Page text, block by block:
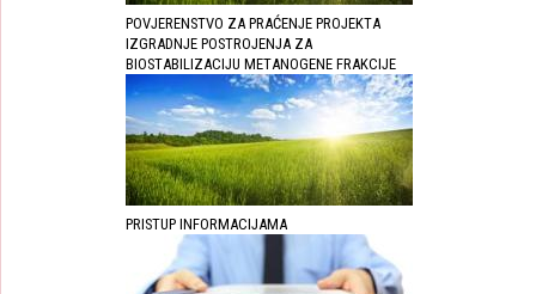
POVJERENSTVO ZA PRAĆENJE PROJEKTA
IZGRADNJE POSTROJENJA ZA
BIOSTABILIZACIJU METANOGENE FRAKCIJE
PRISTUP INFORMACIJAMA